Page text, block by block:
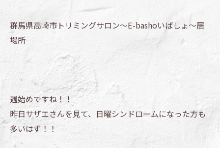
群馬県高崎市トリミングサロン～E-bashoいばしょ～居
場所
週始めですね！！
昨日サザエさんを見て、日曜シンドロームになった方も
多いはず！！